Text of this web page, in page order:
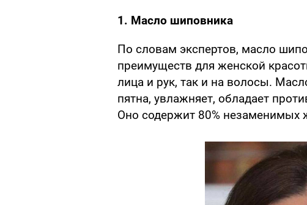
1. Масло шиповника
По словам экспертов, масло
преимуществ для женской
лица и рук, так и на волосы.
пятна, увлажняет, обладает
Оно содержит 80% незаменимых